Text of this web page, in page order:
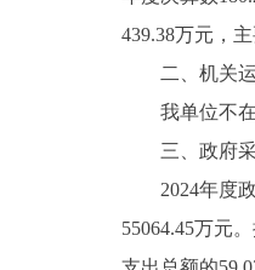
439.38万元，
二、机关运
我单位不在
三、政府采
2024年度政
55064.45万元